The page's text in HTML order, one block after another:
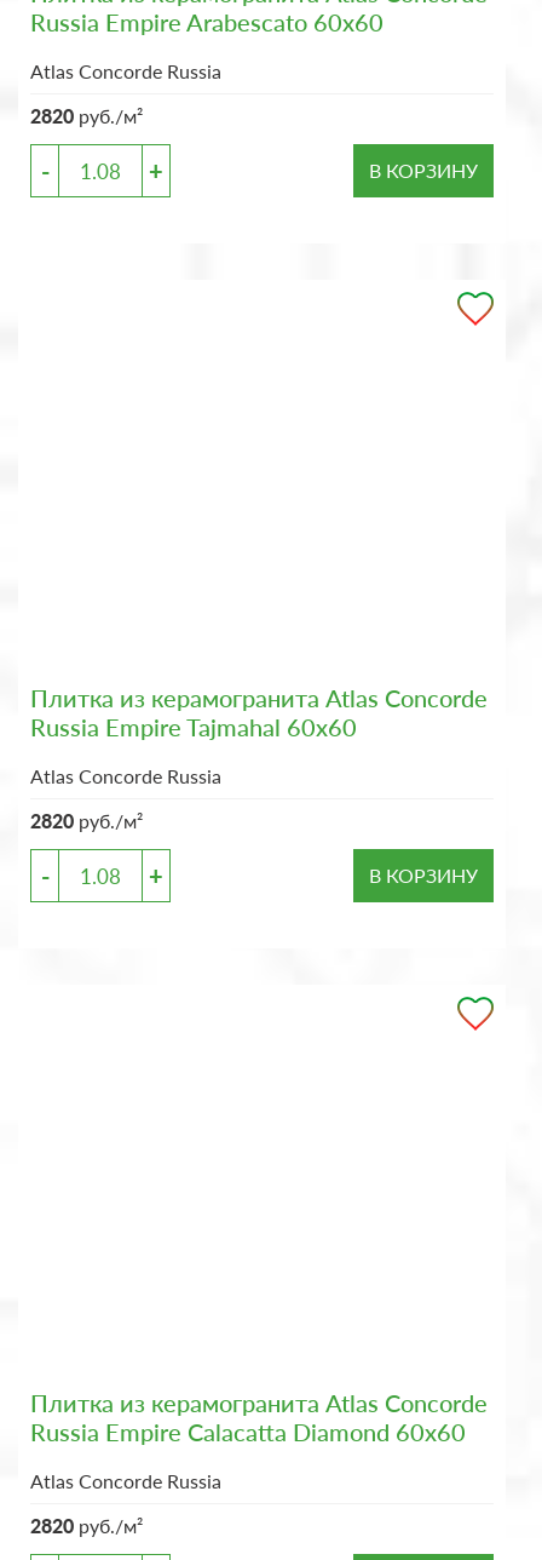
Russia Empire Arabescato 60x60
Atlas Concorde Russia
2820 руб./м²
- + В КОРЗИНУ
Плитка из керамогранита Atlas Concorde
Russia Empire Tajmahal 60x60
Atlas Concorde Russia
2820 руб./м²
- + В КОРЗИНУ
Плитка из керамогранита Atlas Concorde
Russia Empire Calacatta Diamond 60x60
Atlas Concorde Russia
2820 руб./м²